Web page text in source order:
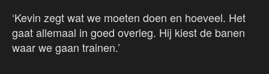
‘Kevin zegt wat we moeten doen en hoeveel. Het
gaat allemaal in goed overleg. Hij kiest de banen
waar we gaan trainen.’